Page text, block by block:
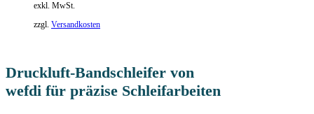
exkl. MwSt.
zzgl. Versandkosten
Druckluft-Bandschleifer von
wefdi für präzise Schleifarbeiten